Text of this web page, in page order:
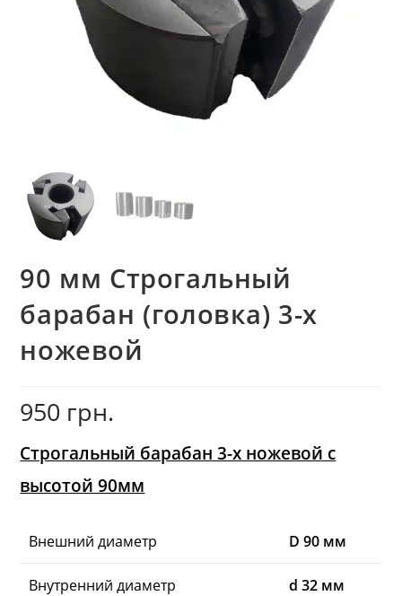
90 мм Строгальный
барабан (головка) 3-х
ножевой
950 грн.
Строгальный барабан 3-х ножевой с
высотой 90мм
Внешний диаметр D 90 мм
Внутренний диаметр d 32 мм